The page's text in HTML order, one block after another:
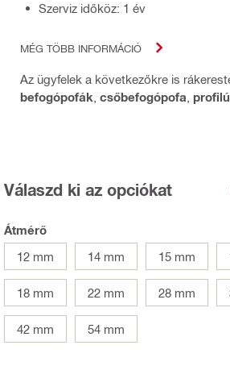
Szerviz időköz: 1 év
MÉG TÖBB INFORMÁCIÓ
Az ügyfelek a következőkre is
befogópofák csőbefogópofa profilú
Válaszd ki az opciókat
Átmérő
12 mm
14 mm 15 mm
18 mm 22 mm 28 mm
42 mm 54 mm